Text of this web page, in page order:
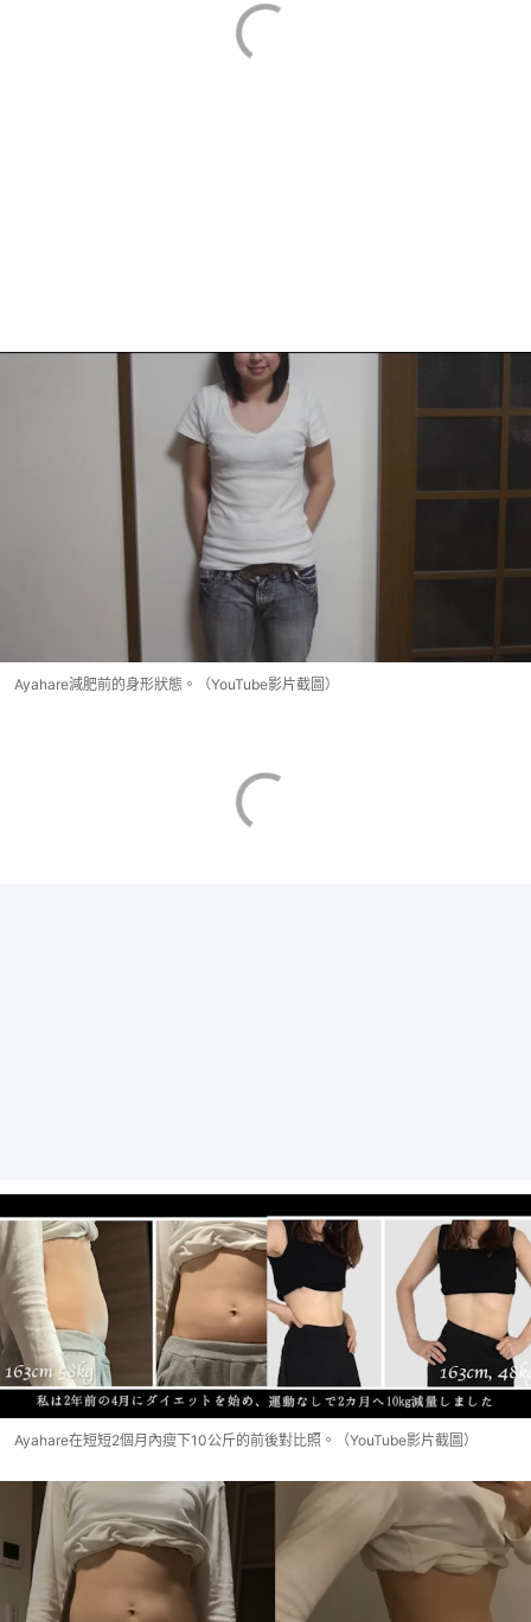
Ayahare減肥前的身形狀態。（YouTube影片截圖）
Ayahare在短短2個月內瘦下10公斤的前後對比照。（YouTube影片截圖）